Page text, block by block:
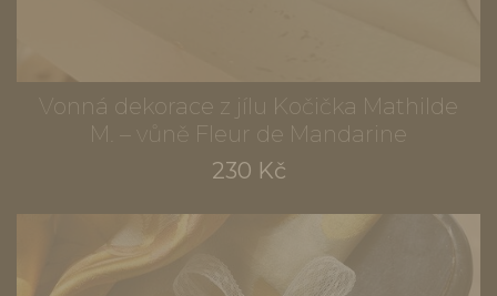
Vonná dekorace z jílu Kočička Mathilde
M. – vůně Fleur de Mandarine
230 Kč